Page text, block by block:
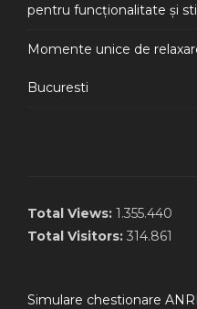
pentru funcționalitate și
Momente unice de
Bucuresti
Total Views: 1.355.440
Total Visitors: 314.861
Simulare chestionare